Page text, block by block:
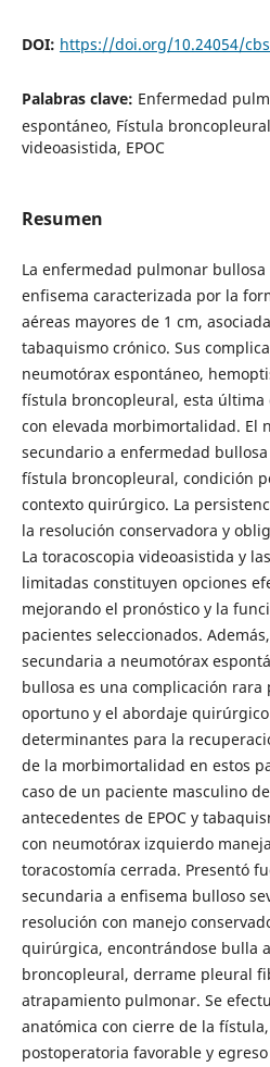
DOI: https://doi.org/10.24054/
Palabras clave: Enfermedad
espontáneo, Fístula
videoasistida, EPOC
Resumen
La enfermedad pulmonar
enfisema caracterizada por la
aéreas mayores de 1 cm,
tabaquismo crónico. Sus
neumotórax espontáneo,
fístula broncopleural, esta
con elevada morbimortalidad. El
secundario a enfermedad
fístula broncopleural, condición
contexto quirúrgico. La
la resolución conservadora y
La toracoscopia videoasistida y
limitadas constituyen opciones
mejorando el pronóstico y la
pacientes seleccionados.
secundaria a neumotórax
bullosa es una complicación rara
oportuno y el abordaje
determinantes para la
de la morbimortalidad en estos
caso de un paciente masculino
antecedentes de EPOC y
con neumotórax izquierdo
toracostomía cerrada. Presentó
secundaria a enfisema bulloso
resolución con manejo
quirúrgica, encontrándose bulla
broncopleural, derrame pleural
atrapamiento pulmonar. Se
anatómica con cierre de la
postoperatoria favorable y